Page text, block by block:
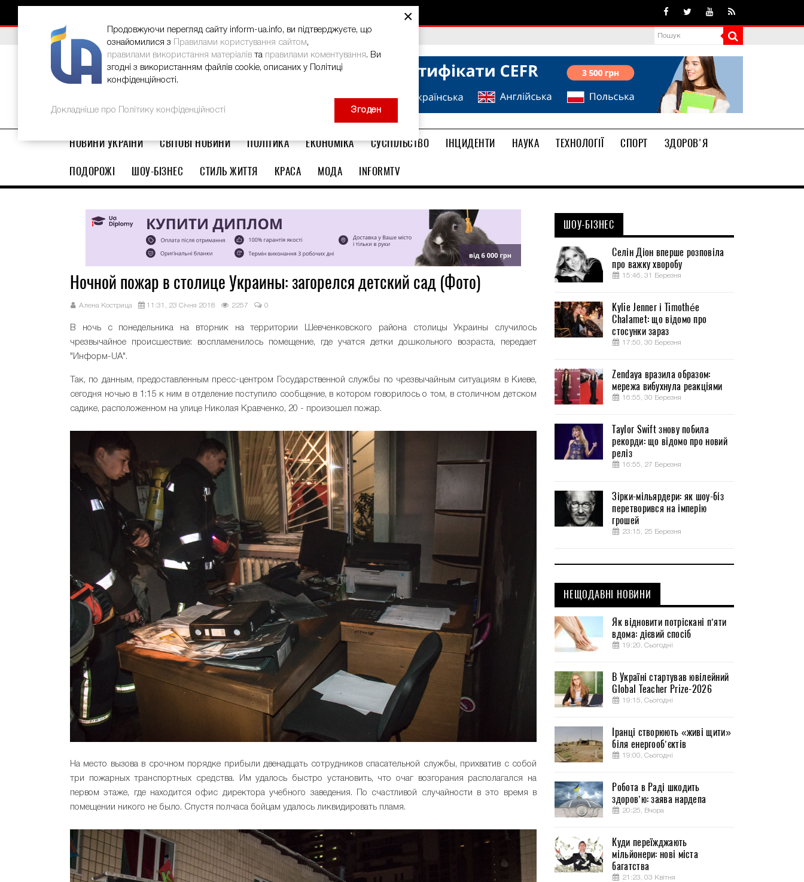
ВИБІР РЕДАКЦІЇ В Україні стартував ювілейний Global Teacher Prize-2026
НОВИНИ УКРАЇНИ СВІТОВІ НОВИНИ ПОЛІТИКА ЕКОНОМІКА СУСПІЛЬСТВО ІНЦИДЕНТИ НАУКА ТЕХНОЛОГІЇ СПОРТ
ЗДОРОВ'Я
ПОДОРОЖІ
ШОУ-БІЗНЕС СТИЛЬ ЖИТТЯ КРАСА МОДА INFORMTV
Ночной пожар в столице Украины: загорелся детский сад (Фото)
Алена Кострица 11:31, 23 Січня 2018 2257 0
В ночь с понедельника на вторник на территории Шевченковского района столицы Украины случилось
чрезвычайное происшествие: воспламенилось помещение, где учатся детки дошкольного возраста, передает
"Информ-UA".
Так, по данным, предоставленным пресс-центром Государственной службы по чрезвычайным ситуациям в Киеве,
сегодня ночью в 1:15 к ним в отделение поступило сообщение, в котором говорилось о том, в столичном детском
садике, расположенном на улице Николая Кравченко, 20 - произошел пожар.
На место вызова в срочном порядке прибыли двенадцать сотрудников спасательной службы, прихватив с собой
три пожарных транспортных средства. Им удалось быстро установить, что очаг возгорания располагался на
первом этаже, где находится офис директора учебного заведения. По счастливой случайности в это время в
помещении никого не было. Спустя полчаса бойцам удалось ликвидировать пламя.
ШОУ-БІЗНЕС
Селін Діон вперше розповіла
про важку хворобу
15:46, 31 Березня
Kylie Jenner і Timothée
Chalamet: що відомо про
стосунки зараз
17:50, 30 Березня
Zendaya вразила образом:
мережа вибухнула реакціями
16:55, 30 Березня
Taylor Swift знову побила
рекорди: що відомо про новий
реліз
16:55, 27 Березня
Зірки-мільярдери: як шоу-біз
перетворився на імперію
грошей
23:15, 25 Березня
НЕЩОДАВНІ НОВИНИ
Як відновити потріскані п’яти
вдома: дієвий спосіб
19:20, Сьогодні
В Україні стартував ювілейний
Global Teacher Prize-2026
19:15, Сьогодні
Іранці створюють «живі щити»
біля енергооб’єктів
19:00, Сьогодні
Робота в Раді шкодить
здоров’ю: заява нардепа
20:25, Вчора
Куди переїжджають
мільйонери: нові міста
багатства
21:23, 03 Квітня
×
Продовжуючи перегляд сайту inform-ua.info, ви підтверджуєте, що
ознайомилися з
Правилами користування сайтом,
правилами використання матеріалів та правилами коментування. Ви
згодні з використанням файлів cookie, описаних у Політиці
конфіденційності.
Докладніше про Політику конфіденційності Згоден